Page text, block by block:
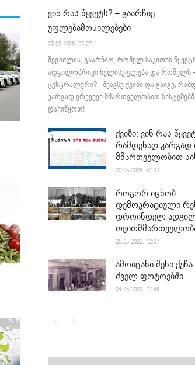
ვინ რას წყვეტს? – გაარჩიე
უფლებამოსილებები
27.05.2025. 02:27
შეგიძლია, გაარჩიო, რომელ საკითხს
ადგილობრივი ხელისუფლება და რომელს -
ცენტრალური? - შეავსე ქვიზი და გაიგე,
კარგად ერკვევი მმართველობით
დავიწყოთ!
ქვიზი: ვინ რას
რამდენად კარგად
მმართველობით
20.05.2025. 02:31
როგორ იცნობ
დემოკრატიული
დროინდელ
25.05.2022. 12:37
ამოიცანი შენი
ძველ ფოტოებში
04.05.2020. 12:58